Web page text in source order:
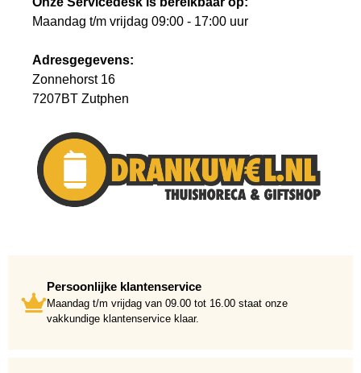
Maandag t/m vrijdag 09:00 - 17:00 uur
Adresgegevens:
Zonnehorst 16
7207BT Zutphen
Persoonlijke klantenservice
Maandag t/m vrijdag van 09.00 tot 16.00 staat onze
vakkundige klantenservice klaar.